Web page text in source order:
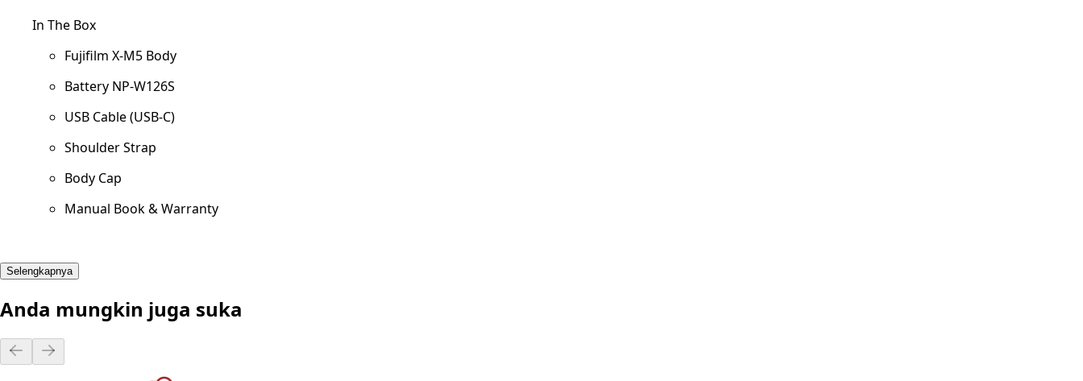
In The Box
Fujifilm X-M5 Body
Battery NP-W126S
USB Cable (USB-C)
Shoulder Strap
Body Cap
Manual Book & Warranty
Selengkapnya
Anda mungkin juga suka